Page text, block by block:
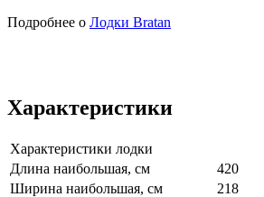
Подробнее о Лодки Bratan
Характеристики
Характеристики лодки
Длина наибольшая, см
420
Ширина наибольшая, см
218